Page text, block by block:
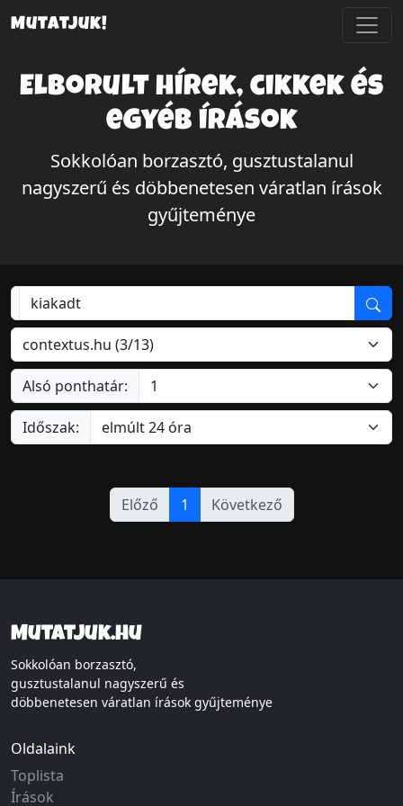
Mutatjuk!
Elborult hírek, cikkek és
egyéb írások
Sokkolóan borzasztó, gusztustalanul
nagyszerű és döbbenetesen váratlan írások
gyűjteménye
Alsó ponthatár:
Időszak:
Előző 1 Következő
Mutatjuk.hu
Sokkolóan borzasztó,
gusztustalanul nagyszerű és
döbbenetesen váratlan írások gyűjteménye
Oldalaink
Toplista
Írások